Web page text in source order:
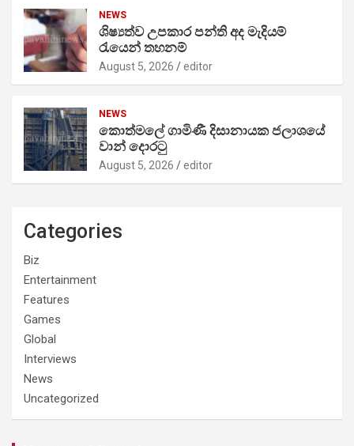
NEWS
ශිෂ්‍යත්ව උපකාර පන්ති අද මැදියම්
රැයෙන් තහනම්
August 5, 2026 editor
NEWS
කොත්මලේ ගාමිණී දිසානායක ජලාශයේ
වාන් දොරටු
August 5, 2026 editor
Categories
Biz
Entertainment
Features
Games
Global
Interviews
News
Uncategorized